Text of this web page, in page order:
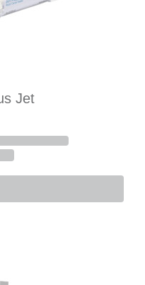
Jet